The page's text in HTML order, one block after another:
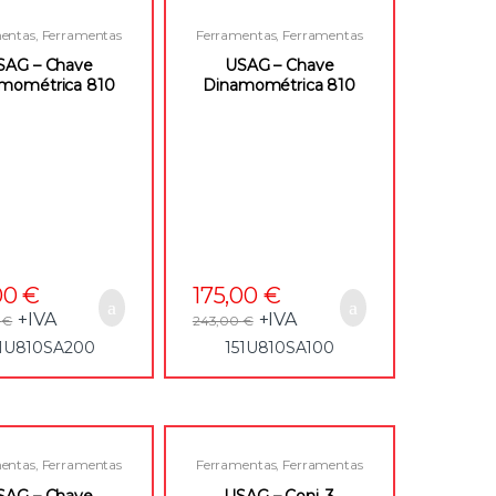
, Ferramentas
para Quadras
– Chave
810
€
€ +IVA
Ferramentas, Ferramentas
Acessórios para Quadras
USAG – Chave
Dinamométrica 810
175,00 €
243,00€ +IVA
151U810SA100
, Ferramentas
para Quadras
Ferramentas, Ferramentas
Acessórios para Quadras